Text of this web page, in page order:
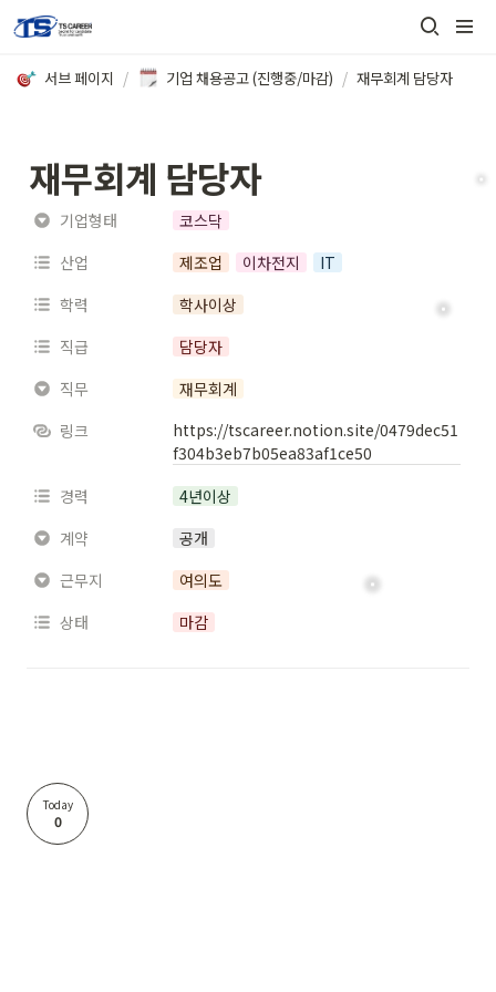
서브 페이지 / 기업 채용공고 (진행중/마감) / 재무회계 담당자
재무회계 담당자
기업형태
코스닥
산업
제조업 이차전지
IT
학력
학사이상
직급
담당자
직무
재무회계
링크
https://tscareer.notion.site/0479dec51
f304b3eb7b05ea83af1ce50
경력
4년이상
계약
공개
근무지
여의도
상태
마감
Today
0